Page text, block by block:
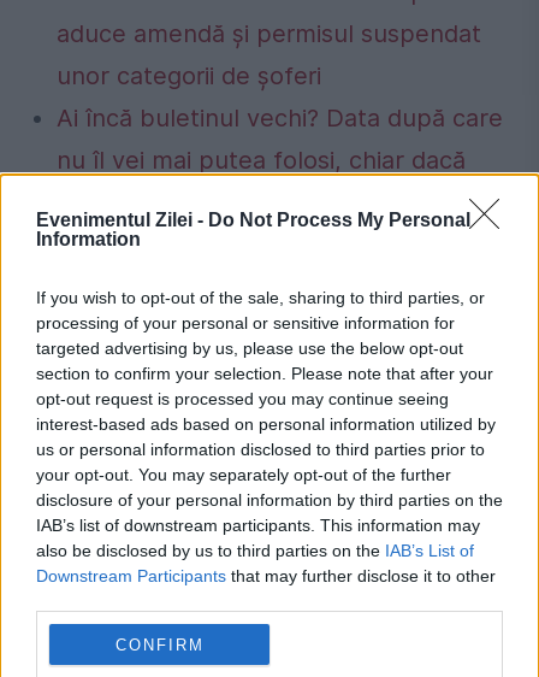
Evenimentul Zilei - Do Not Process My Personal
Information
If you wish to opt-out of the sale, sharing to third parties, or
processing of your personal or sensitive information for
targeted advertising by us, please use the below opt-out
section to confirm your selection. Please note that after your
opt-out request is processed you may continue seeing
interest-based ads based on personal information utilized by
us or personal information disclosed to third parties prior to
your opt-out. You may separately opt-out of the further
disclosure of your personal information by third parties on the
IAB’s list of downstream participants. This information may
also be disclosed by us to third parties on the IAB’s List of
Downstream Participants that may further disclose it to other
CONFIRM
aduce amendă și permisul suspendat
unor categorii de șoferi
Ai încă buletinul vechi? Data după care
nu îl vei mai putea folosi, chiar dacă
arme nucleare Donald Trump iran SUA